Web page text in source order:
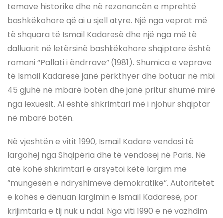
temave historike dhe në rezonancën e mprehtë
bashkëkohore që ai u sjell atyre. Një nga veprat më
të shquara të Ismail Kadaresë dhe një nga më të
dalluarit në letërsinë bashkëkohore shqiptare është
romani “Pallati i ëndrrave” (1981). Shumica e veprave
të Ismail Kadaresë janë përkthyer dhe botuar në mbi
45 gjuhë në mbarë botën dhe janë pritur shumë mirë
nga lexuesit. Ai është shkrimtari më i njohur shqiptar
në mbarë botën.
Në vjeshtën e vitit 1990, Ismail Kadare vendosi të
largohej nga Shqipëria dhe të vendosej në Paris. Në
atë kohë shkrimtari e arsyetoi këtë largim me
“mungesën e ndryshimeve demokratike”. Autoritetet
e kohës e dënuan largimin e Ismail Kadaresë, por
krijimtaria e tij nuk u ndal. Nga viti 1990 e në vazhdim